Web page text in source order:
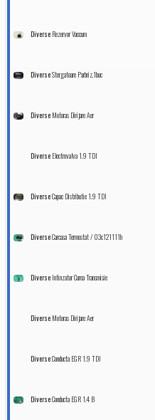
Diverse Rezervor Vaccum
DiverseStergatoare Parbriz,1buc
Diverse Motoras Dirijare Aer
Diverse Electrovalva 1.9 TDI
DiverseCapac Distributie 1.9 TDI
DiverseCarcasa Termostat / 03c121111h
Diverse Intinzator Curea Transmisie
Diverse Motoras Dirijare Aer
DiverseConducta EGR 1.9 TDI
DiverseConducta EGR 1.4 B